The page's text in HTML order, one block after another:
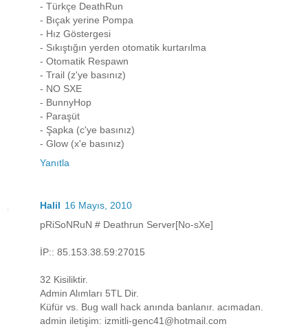
- Türkçe DeathRun
- Bıçak yerine Pompa
- Hız Göstergesi
- Sıkıştığın yerden otomatik kurtarılma
- Otomatik Respawn
- Trail (z'ye basınız)
- NO SXE
- BunnyHop
- Paraşüt
- Şapka (c'ye basınız)
- Glow (x'e basınız)
Yanıtla
Halil 16 Mayıs, 2010
pRiSoNRuN # Deathrun Server[No-sXe]
İP:: 85.153.38.59:27015
32 Kisiliktir.
Admin Alımları 5TL Dir.
Küfür vs. Bug wall hack anında banlanır. acımadan.
admin iletişim: izmitli-genc41@hotmail.com